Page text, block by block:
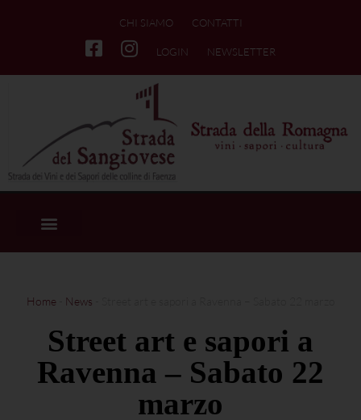
CHI SIAMO CONTATTI
LOGIN NEWSLETTER
Home News
Street art e sapori a
Ravenna – Sabato 22
marzo